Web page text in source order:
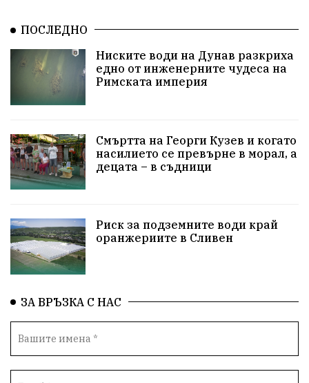
ИкономикаНаСъпротивата УрсулаФонДерЛайен
ПетърПетров
Технологии НародноСъбрание
ПравоваДържава Варна Родителство
ПътнаБезопасност Магнитски Санкции
ОколнаСреда
Общност ИсторическиПарк ВоенноВреме
Космос ВоднаКриза Вода Мир
ПОСЛЕДНО
Ниските води на Дунав разкриха
едно от инженерните чудеса на
Римската империя
Смъртта на Георги Кузев и когато
насилието се превърне в морал, а
децата – в съдници
Риск за подземните води край
оранжериите в Сливен
ЗА ВРЪЗКА С НАС